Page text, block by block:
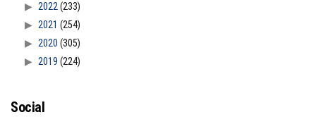
2022(233)
2021 (254)
2020 (305)
2019 (224)
Social